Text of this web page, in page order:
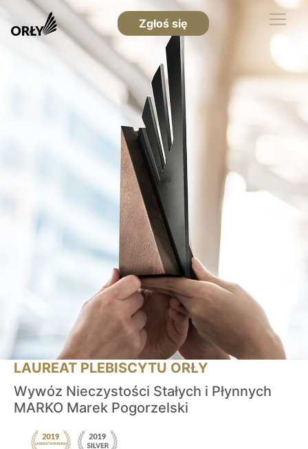
Zgłoś się
LAUREAT PLEBISCYTU ORŁY
Wywóz Nieczystości Stałych i Płynnych
MARKO Marek Pogorzelski